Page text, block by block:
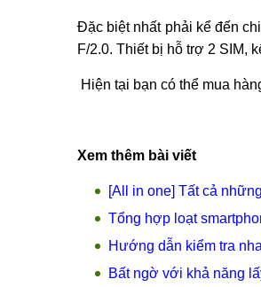
Đặc biệt nhất phải kể đến
F/2.0. Thiết bị hỗ trợ 2 SIM,
Hiện tại bạn có thể mua
Xem thêm bài viết
[All in one] Tất cả
Tổng hợp loạt
Hướng dẫn kiểm tra
Bất ngờ với khả năng